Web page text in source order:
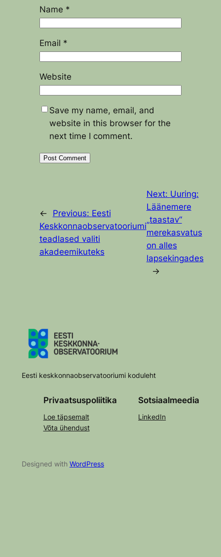
Name *
Email *
Website
Save my name, email, and
website in this browser for the
next time I comment.
← Previous: Eesti
Keskkonnaobservatooriumi
teadlased valiti
akadeemikuteks
Next: Uuring:
Läänemere
„taastav“
merekasvatus
on alles
lapsekingades
→
Eesti keskkonnaobservatooriumi koduleht
Privaatsuspoliitika
Loe täpsemalt
Võta ühendust
Sotsiaalmeedia
LinkedIn
Designed with WordPress